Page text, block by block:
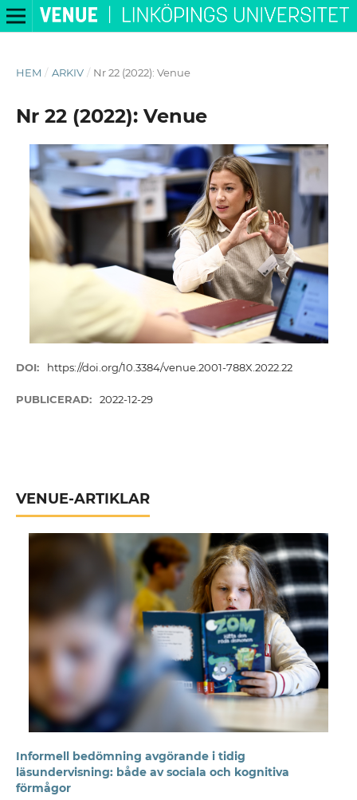
HEM / ARKIV / Nr 22 (2022): Venue
Nr 22 (2022): Venue
DOI: https://doi.org/10.3384/venue.2001-788X.2022.22
PUBLICERAD: 2022-12-29
VENUE-ARTIKLAR
Informell bedömning avgörande i tidig
läsundervisning: både av sociala och kognitiva
förmågor